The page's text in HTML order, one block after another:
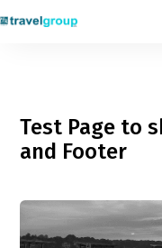
Test Page to
and Footer